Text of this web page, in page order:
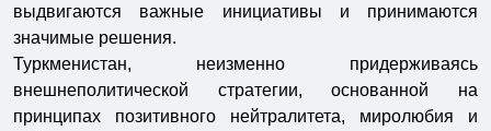
выдвигаются важные инициативы и принимаются
значимые решения.
Туркменистан, неизменно придерживаясь
внешнеполитической стратегии, основанной на
принципах позитивного нейтралитета, миролюбия и